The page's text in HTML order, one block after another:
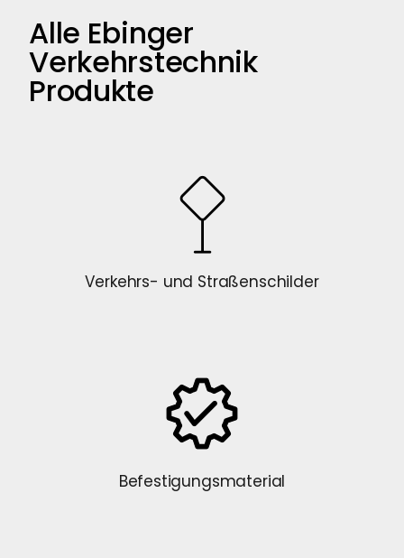
e
r
*
d
e
Alle Ebinger
Verkehrstechnik
Produkte
Verkehrs- und Straßenschilder
Befestigungsmaterial